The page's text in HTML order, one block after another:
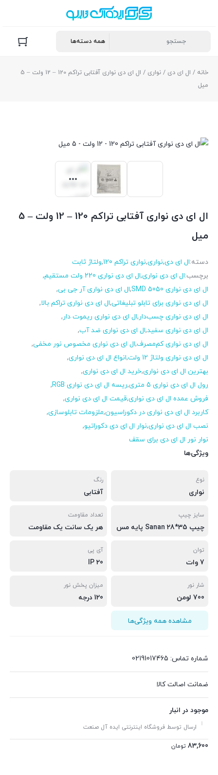
خانه / ال ای دی / نواری
/ ال ای دی نواری آفتابی تراکم 120 – 12 ولت – 5
میل
ال ای دی نواری آفتابی تراکم 120 – 12 ولت – 5
میل
دسته:ال ای دی,نواری,نواری تراکم 120 ,ولتاژ ثابت
برچسب:ال ای دی نواری,ال ای دی نواری 220 ولت مستقیم
,
ال ای دی نواری SMD 5050
,ال ای دی نواری آر جی بی,
ال ای دی نواری برای تابلو تبلیغاتی,ال ای دی نواری تراکم بالا,
ال ای دی نواری چسب‌دار,ال ای دی نواری ریموت دار,
ال ای دی نواری سفید,ال ای دی نواری ضد آب,
ال ای دی نواری کم‌مصرف,ال ای دی نواری مخصوص نور مخفی,
ال ای دی نواری ولتاژ 12 ولت
,انواع ال ای دی نواری,
بهترین ال ای دی نواری,خرید ال ای دی نواری,
رول ال ای دی نواری 5 متری
,ریسه ال ای دی نواری RGB
,
فروش عمده ال ای دی نواری,قیمت ال ای دی نواری,
کاربرد ال ای دی نواری در دکوراسیون,ملزومات تابلوسازی,
نصب ال ای دی نواری,نوار ال ای دی دکوراتیو,
نوار نور ال ای دی برای سقف
ویژگی‌ها
نوع
نواری
رنگ
آفتابی
سایز چیپ
چیپ 35*28 Sanan پایه مس
تعداد مقاومت
هر یک سانت یک مقاومت
توان
7 وات
آی پی
IP 20
شار نور
700 لومن
میزان پخش نور
120 درجه
مشاهده همه ویژگی‌ها
شماره تماس: 02191017465
ضمانت اصالت کالا
موجود در انبار
ارسال توسط فروشگاه اینترنتی ایده آل صنعت
83,600 تومان